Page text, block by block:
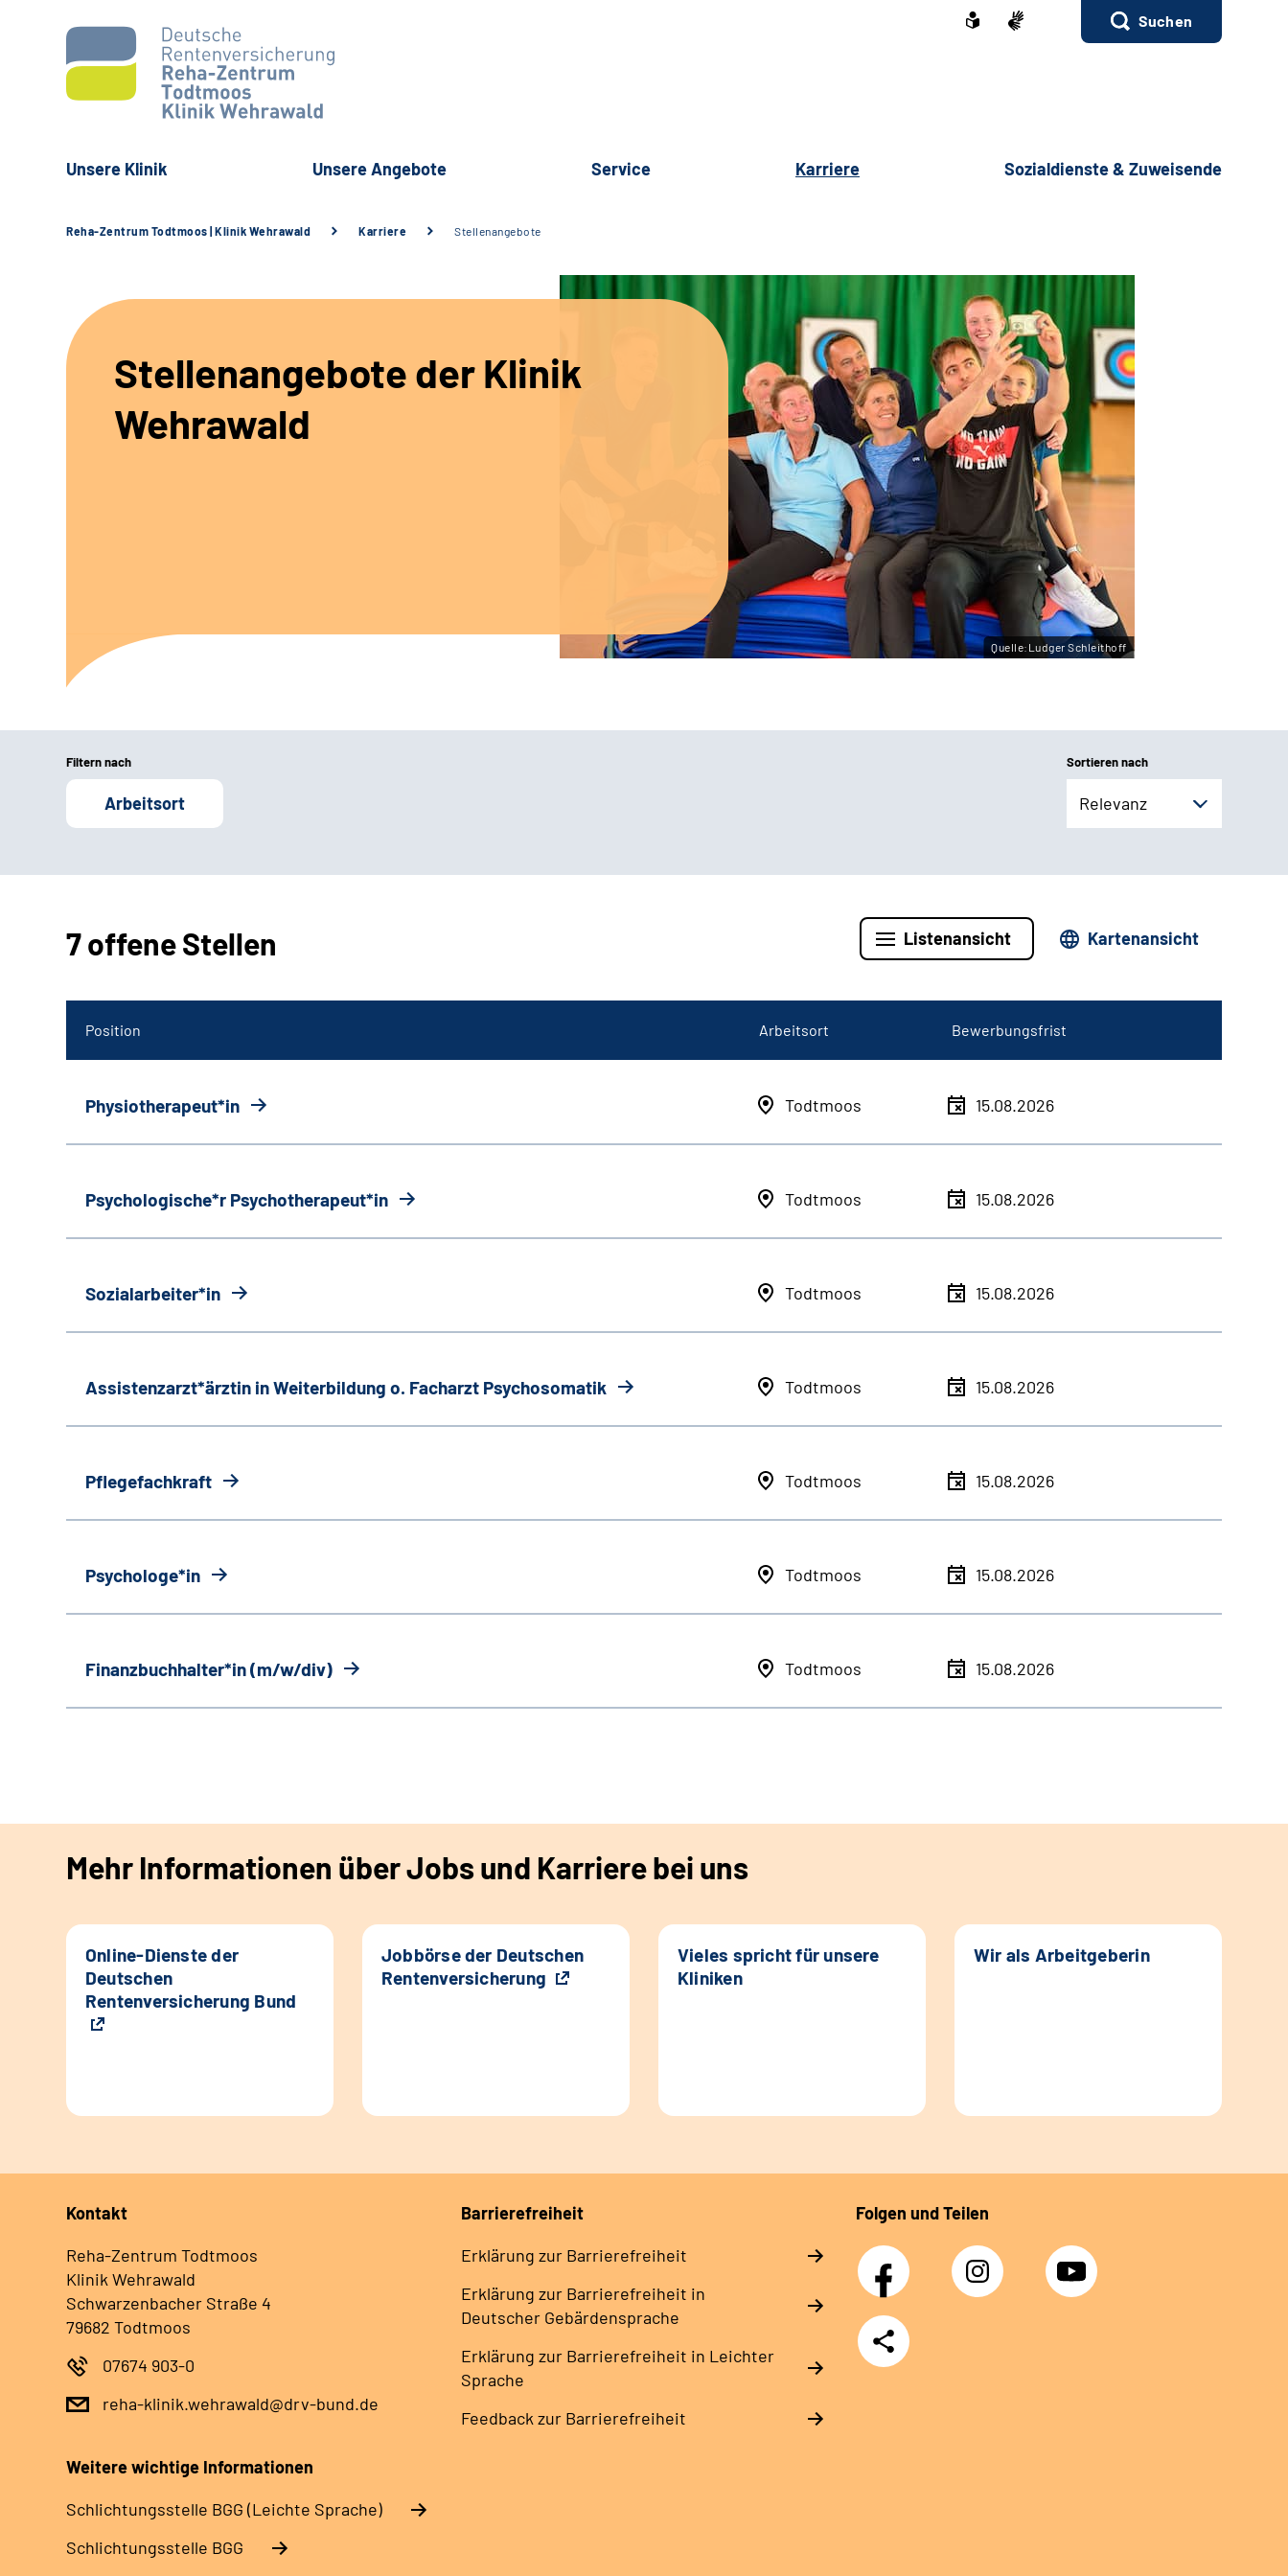
Suchen
Unsere Klinik Unsere Angebote Service Karriere Sozialdienste & Zuweisende
Reha-Zentrum Todtmoos | Klinik Wehrawald Karriere Stellenangebote
Stellenangebote der Klinik
Wehrawald
Quelle:Ludger Schleithoff
Filtern nach
Arbeitsort
Sortieren nach
Relevanz
7 offene Stellen Listenansicht Kartenansicht
Position Arbeitsort Bewerbungsfrist
Physiotherapeut*in Todtmoos 15.08.2026
Psychologische*r Psychotherapeut*in Todtmoos 15.08.2026
Sozialarbeiter*in Todtmoos 15.08.2026
Assistenzarzt*ärztin in Weiterbildung o. Facharzt Psychosomatik Todtmoos 15.08.2026
Pflegefachkraft Todtmoos 15.08.2026
Psychologe*in Todtmoos 15.08.2026
Finanzbuchhalter*in (m/w/div) Todtmoos 15.08.2026
Mehr Informationen über Jobs und Karriere bei uns
Online-Dienste der
Deutschen
Rentenversicherung Bund
Jobbörse der Deutschen
Rentenversicherung
Vieles spricht für unsere
Kliniken
Wir als Arbeitgeberin
Kontakt
Reha-Zentrum Todtmoos
Klinik Wehrawald
Schwarzenbacher Straße 4
79682 Todtmoos
07674 903-0
reha-klinik.wehrawald@drv-bund.de
Barrierefreiheit
Erklärung zur Barrierefreiheit
Erklärung zur Barrierefreiheit in
Deutscher Gebärdensprache
Erklärung zur Barrierefreiheit in Leichter
Sprache
Feedback zur Barrierefreiheit
Folgen und Teilen
Facebook Instagram YouTube
Teilen
Weitere wichtige Informationen
Schlich­tungs­stel­le BGG (Leichte Sprache)
Schlich­tungs­stel­le BGG